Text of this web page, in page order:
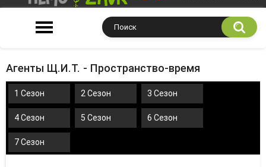
Агенты Щ.И.Т. - Пространство-время
1 Сезон 2 Сезон 3 Сезон
4 Сезон 5 Сезон 6 Сезон
7 Сезон